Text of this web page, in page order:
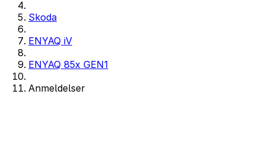
Skoda
ENYAQ iV
ENYAQ 85x GEN1
Anmeldelser